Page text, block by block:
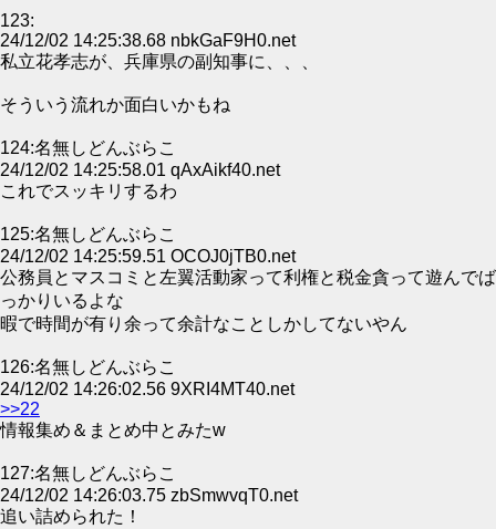
123:
24/12/02 14:25:38.68 nbkGaF9H0.net
私立花孝志が、兵庫県の副知事に、、、
そういう流れか面白いかもね
124:名無しどんぶらこ
24/12/02 14:25:58.01 qAxAikf40.net
これでスッキリするわ
125:名無しどんぶらこ
24/12/02 14:25:59.51 OCOJ0jTB0.net
公務員とマスコミと左翼活動家って利権と税金貪って遊んでば
っかりいるよな
暇で時間が有り余って余計なことしかしてないやん
126:名無しどんぶらこ
24/12/02 14:26:02.56 9XRI4MT40.net
>>22
情報集め＆まとめ中とみたw
127:名無しどんぶらこ
24/12/02 14:26:03.75 zbSmwvqT0.net
追い詰められた！